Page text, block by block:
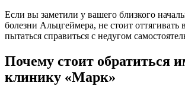
Если вы заметили у вашего близкого
болезни Альцгеймера, не стоит оттягивать
пытаться справиться с недугом
Почему стоит обратиться
клинику «Марк»